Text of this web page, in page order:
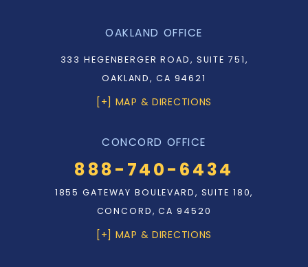
OAKLAND OFFICE
333 HEGENBERGER ROAD, SUITE 751,
OAKLAND, CA 94621
[+] MAP & DIRECTIONS
CONCORD OFFICE
888-740-6434
1855 GATEWAY BOULEVARD, SUITE 180,
CONCORD, CA 94520
[+] MAP & DIRECTIONS